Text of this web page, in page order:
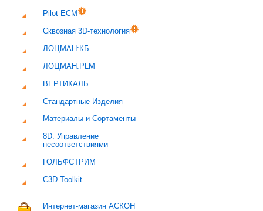
Pilot-ECM
Сквозная 3D-технология
ЛОЦМАН:КБ
ЛОЦМАН:PLM
ВЕРТИКАЛЬ
Стандартные Изделия
Материалы и Сортаменты
8D. Управление
несоответствиями
ГОЛЬФСТРИМ
C3D Toolkit
Интернет-магазин АСКОН